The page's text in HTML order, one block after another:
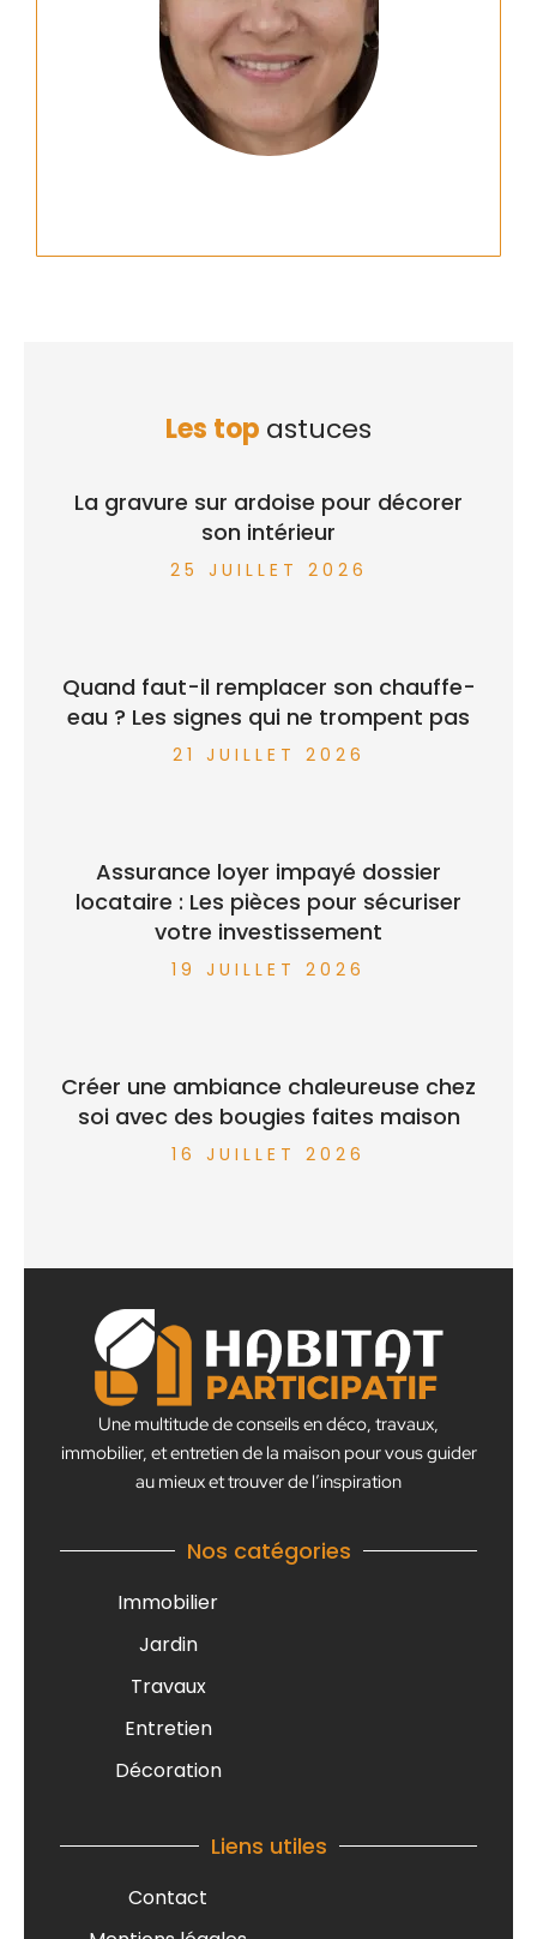
Les top astuces
La gravure sur ardoise pour décorer
son intérieur
25 JUILLET 2026
Quand faut-il remplacer son chauffe-
eau ? Les signes qui ne trompent pas
21 JUILLET 2026
Assurance loyer impayé dossier
locataire : Les pièces pour sécuriser
votre investissement
19 JUILLET 2026
Créer une ambiance chaleureuse chez
soi avec des bougies faites maison
16 JUILLET 2026
Une multitude de conseils en déco, travaux,
immobilier, et entretien de la maison pour vous guider
au mieux et trouver de l’inspiration
Nos catégories
Immobilier
Jardin
Travaux
Entretien
Décoration
Liens utiles
Contact